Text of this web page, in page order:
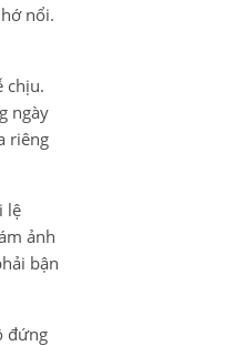
nổi.
chịu.
ngày
riêng
lệ
ảnh
bận
đứng